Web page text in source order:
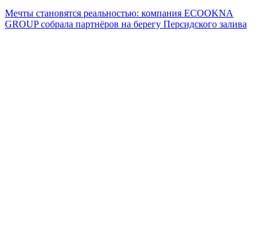
Мечты становятся реальностью: компания ECOOKNA
GROUP собрала партнёров на берегу Персидского залива